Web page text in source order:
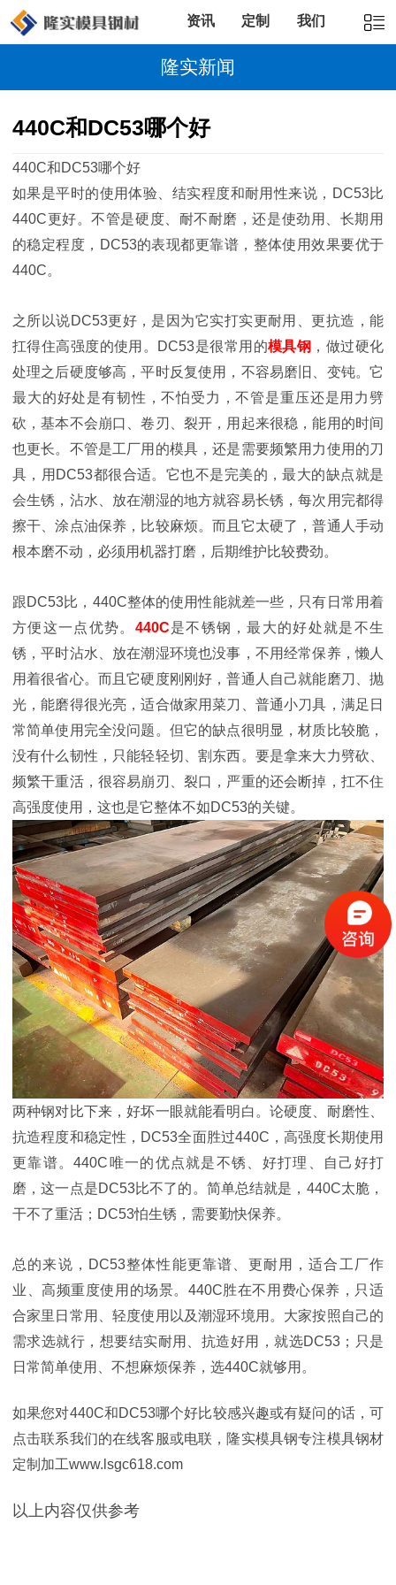
资讯 定制 我们
隆实新闻
440C和DC53哪个好
440C和DC53哪个好
如果是平时的使用体验、结实程度和耐用性来说，DC53比
440C更好。不管是硬度、耐不耐磨，还是使劲用、长期用
的稳定程度，DC53的表现都更靠谱，整体使用效果要优于
440C。
之所以说DC53更好，是因为它实打实更耐用、更抗造，能
扛得住高强度的使用。DC53是很常用的模具钢 ，做过硬化
处理之后硬度够高，平时反复使用，不容易磨旧、变钝。它
最大的好处是有韧性，不怕受力，不管是重压还是用力劈
砍，基本不会崩口、卷刃、裂开，用起来很稳，能用的时间
也更长。不管是工厂用的模具，还是需要频繁用力使用的刀
具，用DC53都很合适。它也不是完美的，最大的缺点就是
会生锈，沾水、放在潮湿的地方就容易长锈，每次用完都得
擦干、涂点油保养，比较麻烦。而且它太硬了，普通人手动
根本磨不动，必须用机器打磨，后期维护比较费劲。
跟DC53比，440C整体的使用性能就差一些，只有日常用着
方便这一点优势。 440C是不锈钢，最大的好处就是不生
锈，平时沾水、放在潮湿环境也没事，不用经常保养，懒人
用着很省心。而且它硬度刚刚好，普通人自己就能磨刀、抛
光，能磨得很光亮，适合做家用菜刀、普通小刀具，满足日
常简单使用完全没问题。但它的缺点很明显，材质比较脆，
没有什么韧性，只能轻轻切、割东西。要是拿来大力劈砍、
频繁干重活，很容易崩刃、裂口，严重的还会断掉，扛不住
高强度使用，这也是它整体不如DC53的关键。
两种钢对比下来，好坏一眼就能看明白。论硬度、耐磨性、
抗造程度和稳定性，DC53全面胜过440C，高强度长期使用
更靠谱。440C唯一的优点就是不锈、好打理、自己好打
磨，这一点是DC53比不了的。简单总结就是，440C太脆，
干不了重活；DC53怕生锈，需要勤快保养。
总的来说，DC53整体性能更靠谱、更耐用，适合工厂作
业、高频重度使用的场景。440C胜在不用费心保养，只适
合家里日常用、轻度使用以及潮湿环境用。大家按照自己的
需求选就行，想要结实耐用、抗造好用，就选DC53；只是
日常简单使用、不想麻烦保养，选440C就够用。
如果您对440C和DC53哪个好比较感兴趣或有疑问的话，可
点击联系我们的在线客服或电联，隆实模具钢专注模具钢材
定制加工www.lsgc618.com
以上内容仅供参考